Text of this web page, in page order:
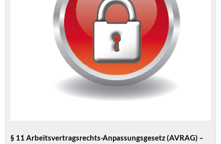
§ 11 Arbeitsvertragsrechts-Anpassungsgesetz (AVRAG) –